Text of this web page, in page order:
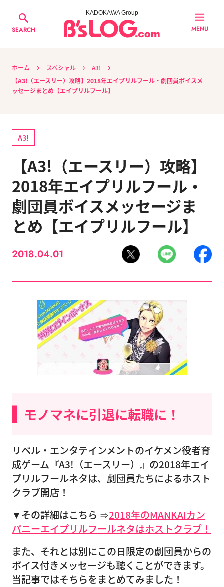
SEARCH
KADOKAWA Group
MENU
ホーム スペシャル
A3!
【A3!（エースリー）攻略】2018年エイプリルフール・劇団員ボイスメ
ッセージまとめ【エイプリルフール】
A3!
【A3!（エースリー）攻略】
2018年エイプリルフール・
劇団員ボイスメッセージま
とめ【エイプリルフール】
2018.04.01
モノマネに引退に転職に！
リベル・エンタテインメントのイケメン役者育
成ゲーム『A3!（エースリー）』の2018年エイ
プリルフールネタは、劇団員たちによるホスト
クラブ開店！
▼その詳細はこちら ⇒2018年のMANKAIカン
パニーエイプリルフールネタはホストクラブ！
また、それとは別にこの日限定の劇団員からの
ボイス付きメッセージも聴くことができます。
当記事ではそちらをまとめてみました！